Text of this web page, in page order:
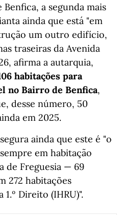
Benfica, a segunda mais
ainda que está "em
um outro edifício,
traseiras da Avenida
afirma a autarquia,
habitações para
no Bairro de Benfica,
desse número, 50
em 2025.
ainda que este é "o
em habitação
de Freguesia — 69
272 habitações
Direito (IHRU)".